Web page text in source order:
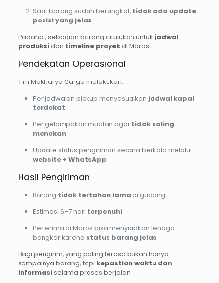
Saat barang sudah berangkat, tidak ada update
posisi yang jelas
Padahal, sebagian barang ditujukan untuk jadwal
produksidan timeline proyekdi Maros.
Pendekatan Operasional
Tim Makharya Cargo melakukan:
Penjadwalan pickup menyesuaikan jadwal kapal
terdekat
Pengelompokan muatan agar tidak saling
menekan
Update status pengiriman secara berkala melalui
website + WhatsApp
Hasil Pengiriman
Barang tidak tertahan lama di gudang
Estimasi 6–7 hari terpenuhi
Penerima di Maros bisa menyiapkan tenaga
bongkar karena status barang jelas
Bagi pengirim, yang paling terasa bukan hanya
sampainya barang, tapi kepastian waktu dan
informasiselama proses berjalan.